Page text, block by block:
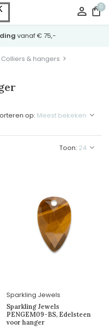
0
vanaf € 75,-
Colliers & hangers
Toon:
op:
Sparkling Jewels
Sparkling Jewels
PENGEM09-BS, Edelsteen
voor hanger